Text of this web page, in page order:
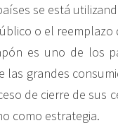
se está
o el
es uno de los
las grandes
de cierre de sus
como estrategia.